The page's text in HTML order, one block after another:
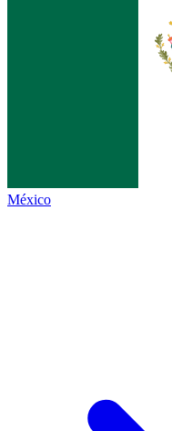
México